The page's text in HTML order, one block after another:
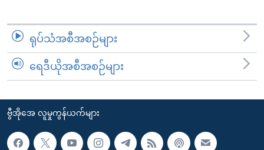
ရုပ်သံအစီအစဉ်များ
ရေဒီယိုအစီအစဉ်များ
ဗွီအိုအေ လူမှုကွန်ယက်များ